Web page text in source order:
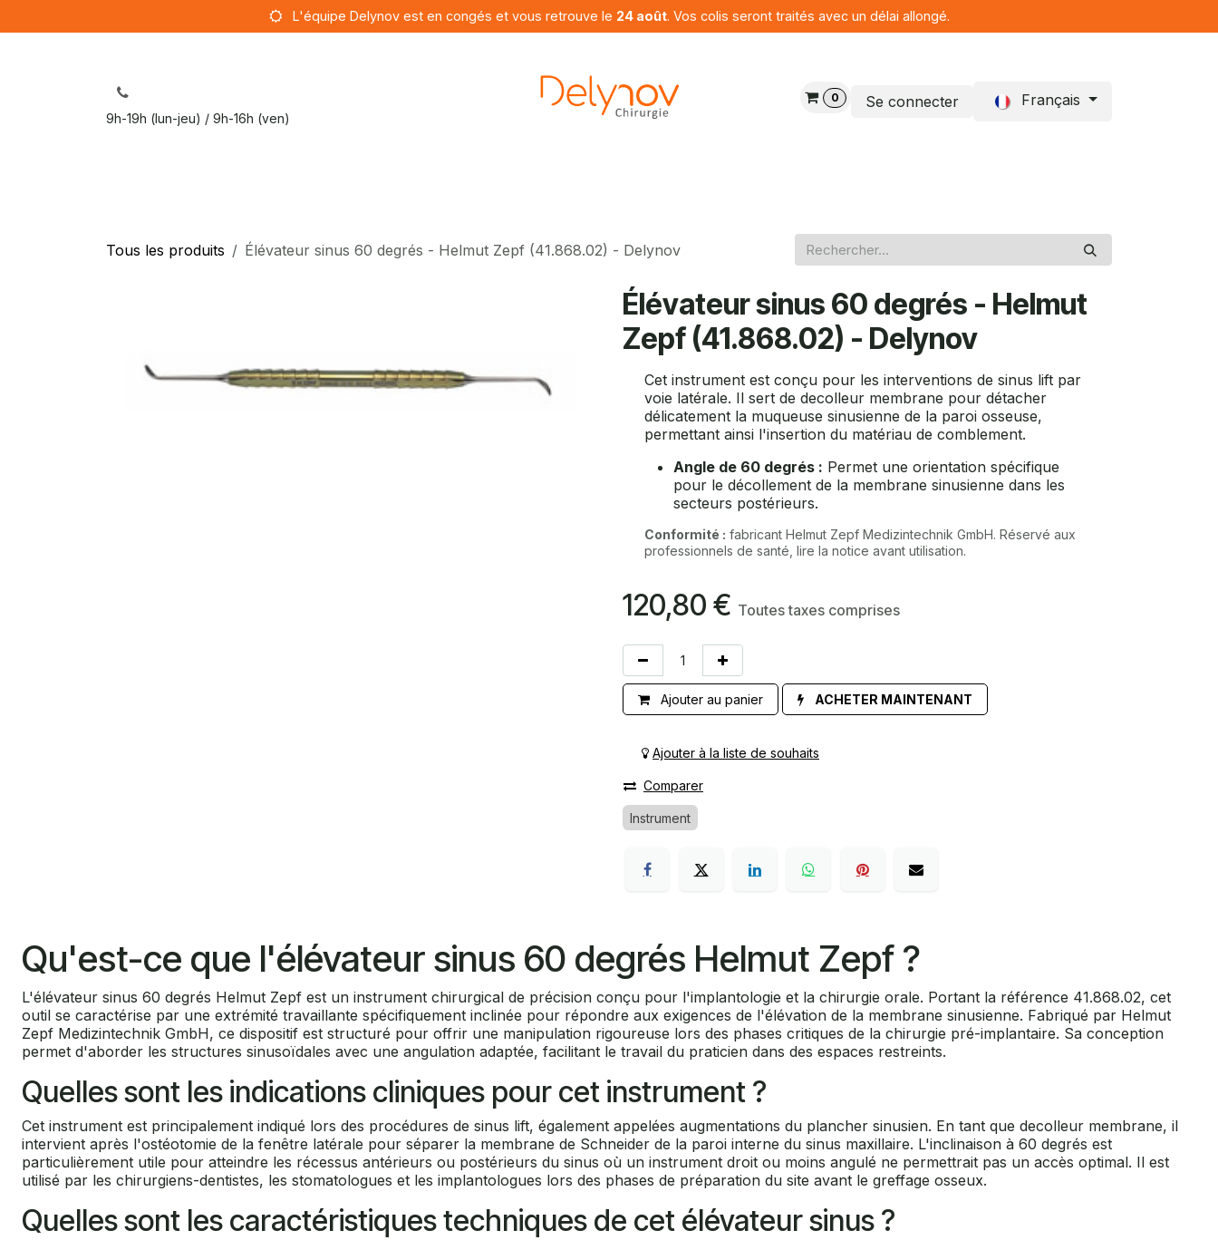
L'équipe Delynov est en congés et vous retrouve le 24 août. Vos colis seront traités avec un délai allongé.
9h-19h (lun-jeu) / 9h-16h (ven)
0 Se connecter Français
Tous les produits Élévateur sinus 60 degrés - Helmut Zepf (41.868.02) - Delynov
Élévateur sinus 60 degrés - Helmut
Zepf (41.868.02) - Delynov
Cet instrument est conçu pour les interventions de sinus lift par
voie latérale. Il sert de decolleur membrane pour détacher
délicatement la muqueuse sinusienne de la paroi osseuse,
permettant ainsi l'insertion du matériau de comblement.
Angle de 60 degrés : Permet une orientation spécifique
pour le décollement de la membrane sinusienne dans les
secteurs postérieurs.
Conformité : fabricant Helmut Zepf Medizintechnik GmbH. Réservé aux
professionnels de santé, lire la notice avant utilisation.
120,80 € Toutes taxes comprises
Ajouter au panier ACHETER MAINTENANT
Ajouter à la liste de souhaits
Comparer
Instrument
Qu'est-ce que l'élévateur sinus 60 degrés Helmut Zepf ?
L'élévateur sinus 60 degrés Helmut Zepf est un instrument chirurgical de précision conçu pour l'implantologie et la chirurgie orale. Portant la référence 41.868.02, cet
outil se caractérise par une extrémité travaillante spécifiquement inclinée pour répondre aux exigences de l'élévation de la membrane sinusienne. Fabriqué par Helmut
Zepf Medizintechnik GmbH, ce dispositif est structuré pour offrir une manipulation rigoureuse lors des phases critiques de la chirurgie pré-implantaire. Sa conception
permet d'aborder les structures sinusoïdales avec une angulation adaptée, facilitant le travail du praticien dans des espaces restreints.
Quelles sont les indications cliniques pour cet instrument ?
Cet instrument est principalement indiqué lors des procédures de sinus lift, également appelées augmentations du plancher sinusien. En tant que decolleur membrane, il
intervient après l'ostéotomie de la fenêtre latérale pour séparer la membrane de Schneider de la paroi interne du sinus maxillaire. L'inclinaison à 60 degrés est
particulièrement utile pour atteindre les récessus antérieurs ou postérieurs du sinus où un instrument droit ou moins angulé ne permettrait pas un accès optimal. Il est
utilisé par les chirurgiens-dentistes, les stomatologues et les implantologues lors des phases de préparation du site avant le greffage osseux.
Quelles sont les caractéristiques techniques de cet élévateur sinus ?